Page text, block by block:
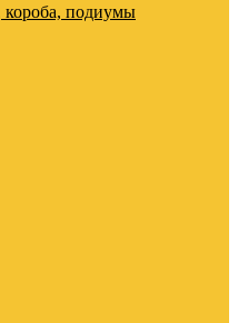
короба, подиумы